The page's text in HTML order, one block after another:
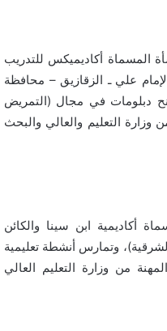
المسماة أكاديميكس للتدريب
علي ـ الزقازيق – محافظة
دبلومات في مجال (التمريض
التعليم والعالي والبحث
أكاديمية ابن سينا والكائن
ـ الشرقية)، وتمارس أنشطة تعليمية
من وزارة التعليم العالي